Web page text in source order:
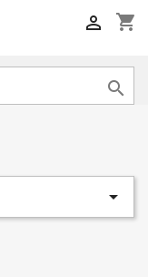
shopping_cart


